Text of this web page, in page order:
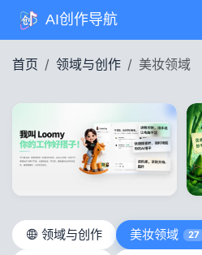
AI创作导航
首页 领域与创作 美妆领域
领域与创作 美妆领域 27